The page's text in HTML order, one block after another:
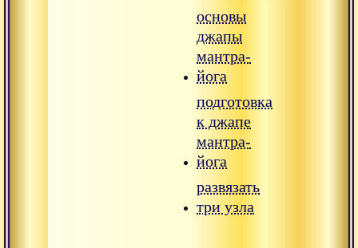
основы
джапы
мантра-
йога
подготовка
к джапе
мантра-
йога
развязать
три узла